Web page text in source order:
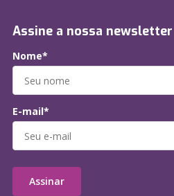
Assine a nossa newsletter
Nome*
E-mail*
Assinar